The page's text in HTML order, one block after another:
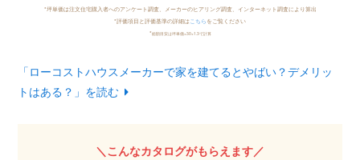
*坪単価は注文住宅購入者へのアンケート調査、メーカーのヒアリング調査、インターネット調査により算出
*評価項目と評価基準の詳細はこちら をご覧ください
*総額目安は坪単価×30×1.3で計算
「ローコストハウスメーカーで家を建てるとやばい？デメリッ
トはある？」を読む
＼こんなカタログがもらえます／